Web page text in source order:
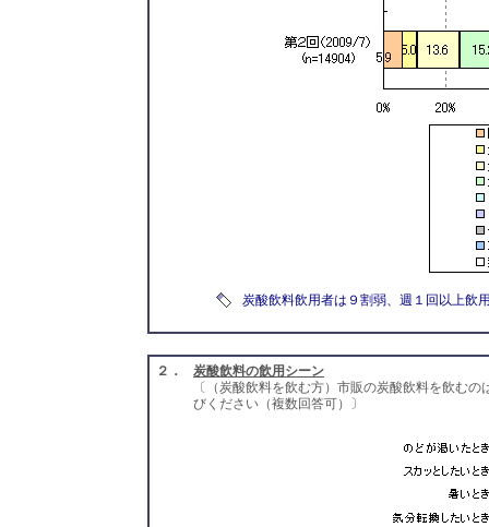
炭酸飲料飲用者は９割弱、週１回以上飲
２．
炭酸飲料の飲用シーン
〔（炭酸飲料を飲む方）市販の炭酸飲料を飲む
びください（複数回答可）〕